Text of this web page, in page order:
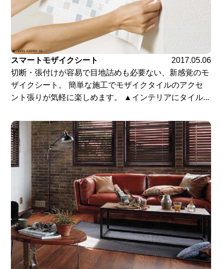
スマートモザイクシート
2017.05.06
切断・張付けが容易で目地詰めも必要ない、新感覚のモ
ザイクシート。 簡単な施工でモザイクタイルのアクセ
ント張りが気軽に楽しめます。 ▲インテリアにタイル...